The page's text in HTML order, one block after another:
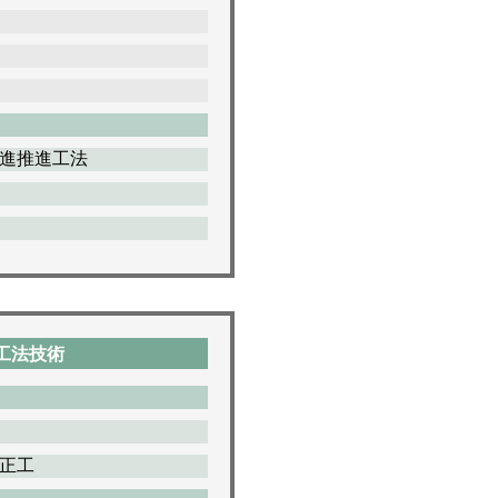
推進工法
法技術
工